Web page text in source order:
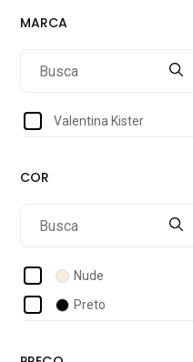
Valentina Kister
Nude
Preto